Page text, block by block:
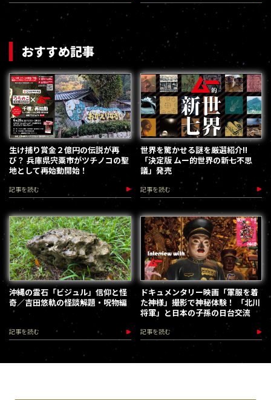
おすすめ記事
生け捕り賞金２億円の伝説が再
び？ 兵庫県宍粟市がツチノコの聖
地として再始動開始！
記事を読む
世界を驚かせる謎を厳選紹介!!
「決定版 ムー的世界の新七不思
議」発売
記事を読む
沖縄の霊石「ビジュル」信仰と怪
奇／吉田悠軌の怪談解題・呪物編
記事を読む
ドキュメンタリー映画「軍服を着
た神様」撮影で神秘体験！ 「北川
将軍」と日本の子孫の日台交流
記事を読む